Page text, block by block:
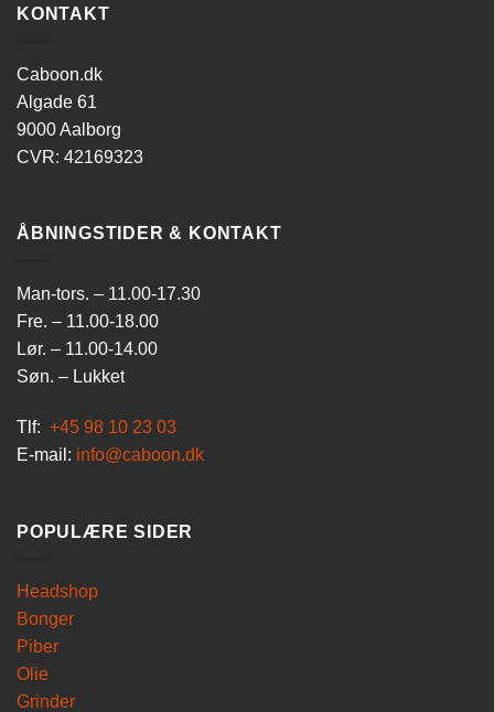
KONTAKT
Caboon.dk
Algade 61
9000 Aalborg
CVR: 42169323
ÅBNINGSTIDER & KONTAKT
Man-tors. – 11.00-17.30
Fre. – 11.00-18.00
Lør. – 11.00-14.00
Søn. – Lukket
Tlf: +45 98 10 23 03
E-mail: info@caboon.dk
POPULÆRE SIDER
Headshop
Bonger
Piber
Olie
Grinder